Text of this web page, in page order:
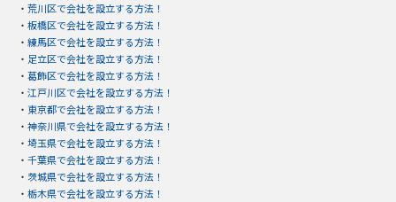
・ 荒川区で会社を設立する方法！
・ 板橋区で会社を設立する方法！
・ 練馬区で会社を設立する方法！
・ 足立区で会社を設立する方法！
・ 葛飾区で会社を設立する方法！
・ 江戸川区で会社を設立する方法！
・ 東京都で会社を設立する方法！
・ 神奈川県で会社を設立する方法！
・ 埼玉県で会社を設立する方法！
・ 千葉県で会社を設立する方法！
・ 茨城県で会社を設立する方法！
・ 栃木県で会社を設立する方法！